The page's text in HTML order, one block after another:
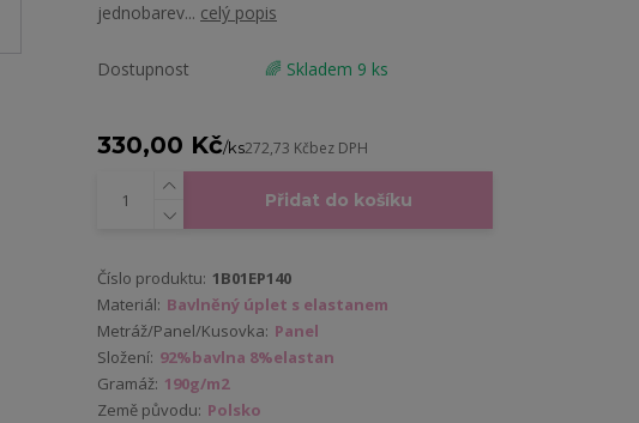
jednobarev... celý popis
Dostupnost 🌈 Skladem 9 ks
330,00 Kč/ks272,73 Kčbez DPH
Přidat do košíku
Číslo produktu: 1B01EP140
Materiál: Bavlněný úplet s elastanem
Metráž/Panel/Kusovka: Panel
Složení: 92%bavlna 8%elastan
Gramáž: 190g/m2
Země původu: Polsko